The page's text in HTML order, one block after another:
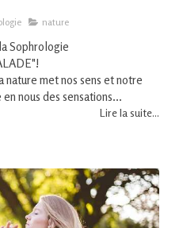
nature
Sophrologie
nature met nos sens et notre
nous des sensations...
Lire la suite...